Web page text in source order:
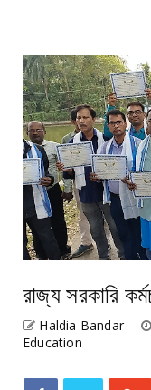
রাজ্য সরকারি
Haldia Bandar
Education